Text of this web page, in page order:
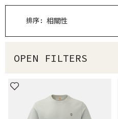
排序:
OPEN FILTERS